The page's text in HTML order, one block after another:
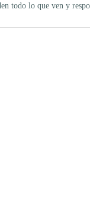
lo que ven y